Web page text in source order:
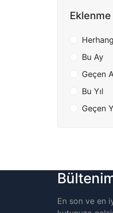
Bu Ay
Geçen
Bu Yıl
Geçen
En son ve en